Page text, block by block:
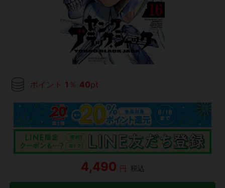
ポイント 1 ％ 40pt
4,490 円 税込